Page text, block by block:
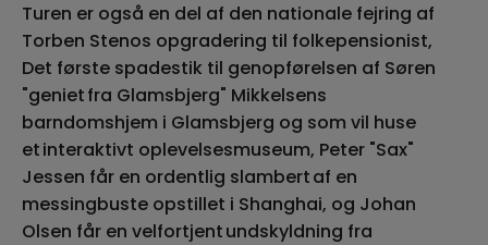
Turen er også en del af den nationale fejring af
Torben Stenos opgradering til folkepensionist,
Det første spadestik til genopførelsen af Søren
"geniet fra Glamsbjerg" Mikkelsens
barndomshjem i Glamsbjerg og som vil huse
et interaktivt oplevelsesmuseum, Peter "Sax"
Jessen får en ordentlig slambert af en
messingbuste opstillet i Shanghai, og Johan
Olsen får en velfortjent undskyldning fra